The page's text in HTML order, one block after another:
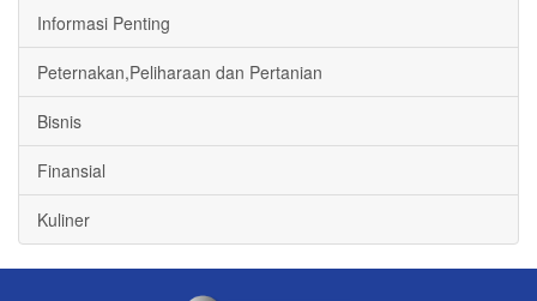
Informasi Penting
Peternakan,Peliharaan dan Pertanian
Bisnis
Finansial
Kuliner